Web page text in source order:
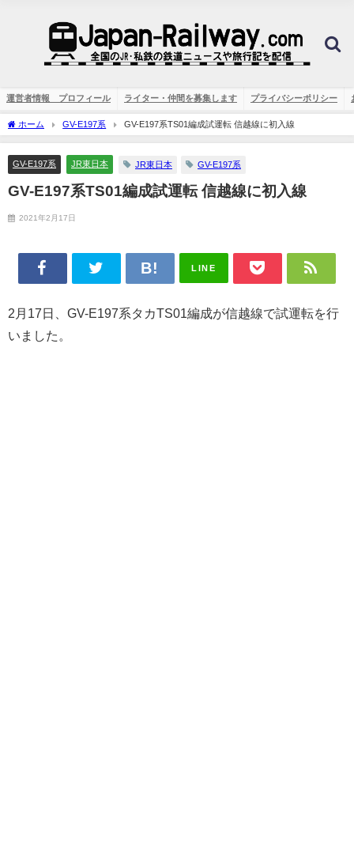
運営者情報 プロフィール ライター・仲間を募集します プライバシーポリシー
ホーム GV-E197系 GV-E197系TS01編成試運転 信越線に初入線
GV-E197系 JR東日本 JR東日本 GV-E197系
GV-E197系TS01編成試運転 信越線に初入線
2021年2月17日
LINE
2月17日、GV-E197系タカTS01編成が信越線で試運転を行
いました。